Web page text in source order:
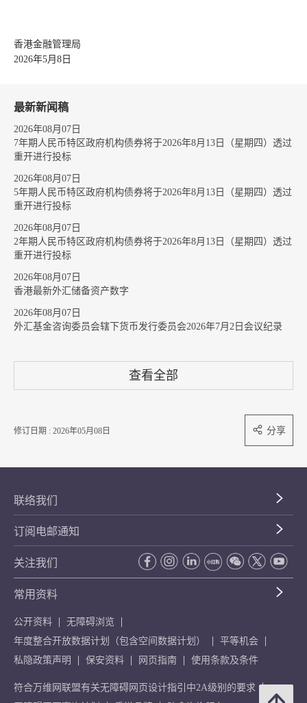
香港金融管理局
2026年5月8日
最新新闻稿
2026年08月07日
7年期人民币特区政府机构债券将于2026年8月13日（星期四）透过
重开进行投标
2026年08月07日
5年期人民币特区政府机构债券将于2026年8月13日（星期四）透过
重开进行投标
2026年08月07日
2年期人民币特区政府机构债券将于2026年8月13日（星期四）透过
重开进行投标
2026年08月07日
香港最新外汇储备资产数字
2026年08月07日
外汇基金咨询委员会辖下货币发行委员会2026年7月2日会议纪录
查看全部
修订日期 : 2026年05月08日 分享
联络我们
订阅电邮通知
关注我们
常用资料
公开资料
无障碍浏览
年度整合开放数据计划（包含空间数据计划）
平等机会
私隐政策声明
保安资料 网页指南 使用条款及条件
符合万维网联盟有关无障碍网页设计指引中2A级别的要求